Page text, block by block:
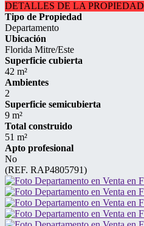
DETALLES DE LA PROPIEDAD
Tipo de Propiedad
Departamento
Ubicación
Florida Mitre/Este
Superficie cubierta
42 m²
Ambientes
2
Superficie semicubierta
9 m²
Total construido
51 m²
Apto profesional
No
(REF. RAP4805791)